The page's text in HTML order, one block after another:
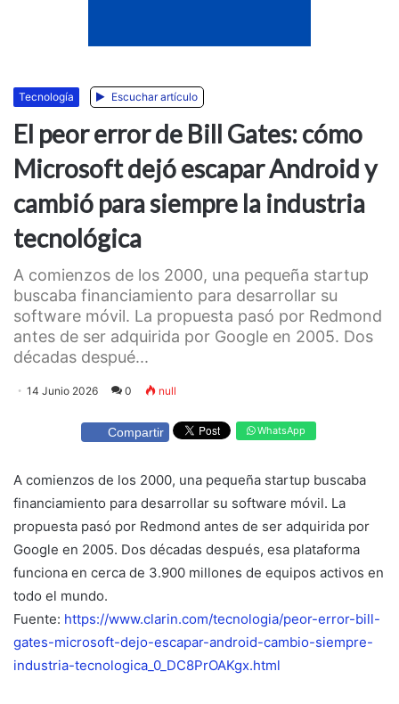
Tecnologí­a Escuchar artículo
El peor error de Bill Gates: cómo
Microsoft dejó escapar Android y
cambió para siempre la industria
tecnológica
A comienzos de los 2000, una pequeña startup
buscaba financiamiento para desarrollar su
software móvil. La propuesta pasó por Redmond
antes de ser adquirida por Google en 2005. Dos
décadas despué...
14 Junio 2026 0 null
Compartir WhatsApp
A comienzos de los 2000, una pequeña startup buscaba
financiamiento para desarrollar su software móvil. La
propuesta pasó por Redmond antes de ser adquirida por
Google en 2005. Dos décadas después, esa plataforma
funciona en cerca de 3.900 millones de equipos activos en
todo el mundo.
Fuente: https://www.clarin.com/tecnologia/peor-error-bill-
gates-microsoft-dejo-escapar-android-cambio-siempre-
industria-tecnologica_0_DC8PrOAKgx.html